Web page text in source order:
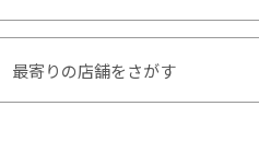
最寄りの店舗をさがす